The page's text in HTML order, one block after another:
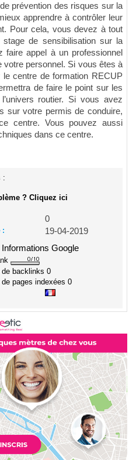
prévention des risques sur la
apprendre à contrôler leur
Pour cela, vous devez à tout
de sensibilisation sur la
faire appel à un professionnel
votre personnel. Si vous êtes à
centre de formation RECUP
de faire le point sur les
routier. Si vous avez
sur votre permis de conduire,
centre. Vous pouvez aussi
dans ce centre.
:
? Cliquez ici
0
:
19-04-2019
Informations Google
de backlinks 0
de pages indexées 0